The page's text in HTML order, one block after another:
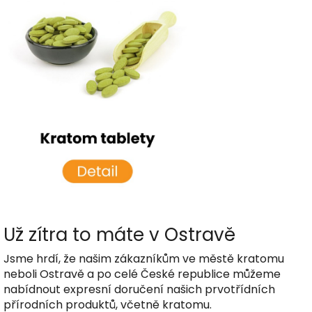
Už zítra to máte v Ostravě
Jsme hrdí, že našim zákazníkům ve městě kratomu
neboli Ostravě a po celé České republice můžeme
nabídnout expresní doručení našich prvotřídních
přírodních produktů, včetně kratomu.